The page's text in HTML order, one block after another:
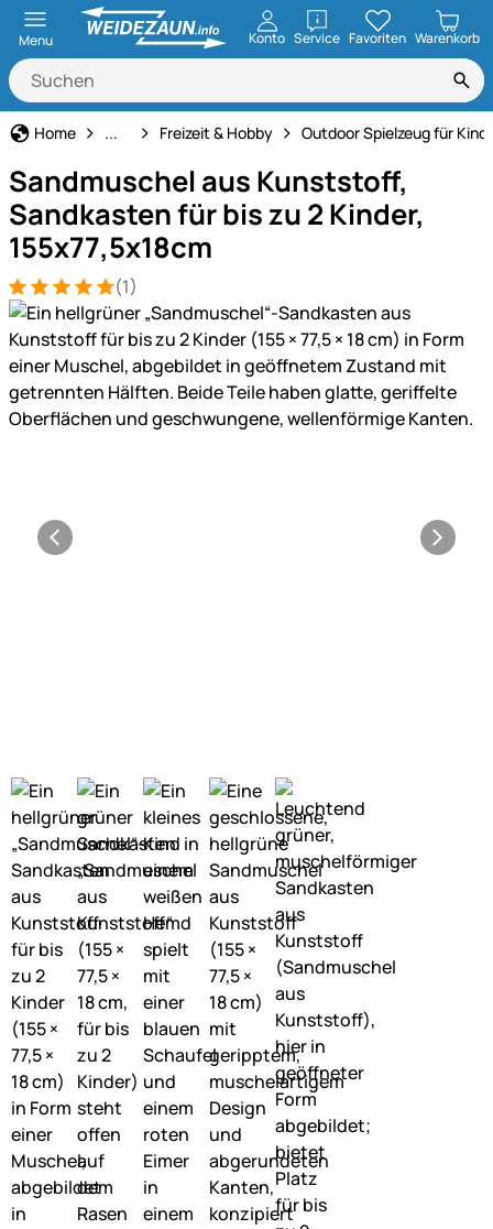
Menu Konto ServiceöffnenFavoriten Warenkorb
Home Haus und Hof
... Freizeit & Hobby Outdoor Spielzeug für
Sandmuschel aus Kunststoff,
Sandkasten für bis zu 2 Kinder,
155x77,5x18cm
Bewertung: 5 von 5 (1 Bewertungen)
1 Bewertung (1)
Produktgalerie